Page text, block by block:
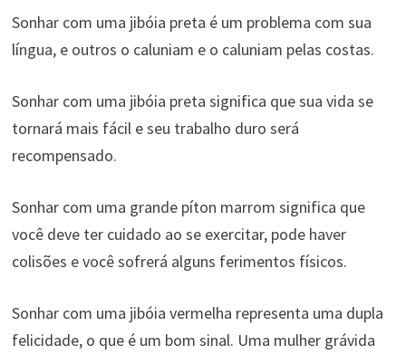
Sonhar com uma jibóia preta é um problema com sua
língua, e outros o caluniam e o caluniam pelas costas.
Sonhar com uma jibóia preta significa que sua vida se
tornará mais fácil e seu trabalho duro será
recompensado.
Sonhar com uma grande píton marrom significa que
você deve ter cuidado ao se exercitar, pode haver
colisões e você sofrerá alguns ferimentos físicos.
Sonhar com uma jibóia vermelha representa uma dupla
felicidade, o que é um bom sinal. Uma mulher grávida